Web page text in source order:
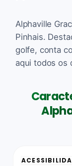
Alphaville
Pinhais.
golfe, conta
aqui todos os